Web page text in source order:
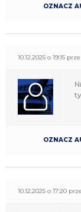
OZNACZ
10.12.2025 o 19:15
OZNACZ
10.12.2025 o 17:20